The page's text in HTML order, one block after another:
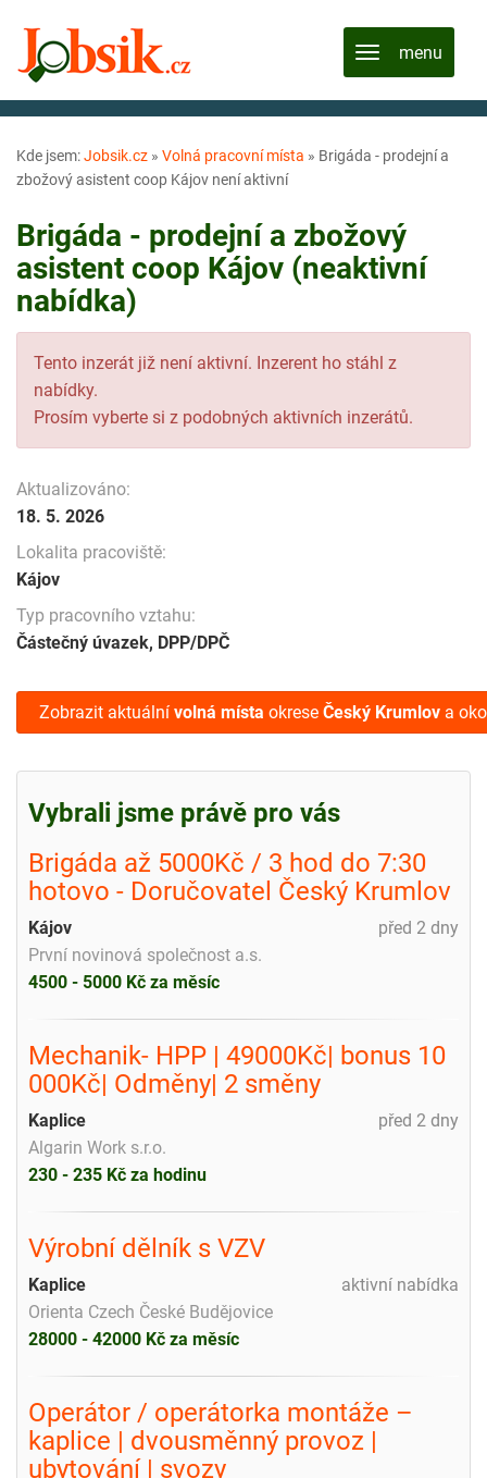
Kde jsem:Jobsik.cz » Volná pracovní místa » Brigáda - prodejní a
zbožový asistent coop Kájov není aktivní
Brigáda - prodejní a zbožový
asistent coop Kájov (neaktivní
nabídka)
Tento inzerát již není aktivní. Inzerent ho stáhl z
nabídky.
Prosím vyberte si z podobných aktivních inzerátů.
Aktualizováno:
18. 5. 2026
Lokalita pracoviště:
Kájov
Typ pracovního vztahu:
Částečný úvazek, DPP/DPČ
Zobrazit aktuální volná místa okrese Český Krumlov a
Vybrali jsme právě pro vás
Brigáda až 5000Kč / 3 hod do 7:30
hotovo - Doručovatel Český Krumlov
před 2 dny
Kájov
První novinová společnost a.s.
4500 - 5000 Kč za měsíc
Mechanik- HPP | 49000Kč| bonus 10
000Kč| Odměny| 2 směny
před 2 dny
Kaplice
Algarin Work s.r.o.
230 - 235 Kč za hodinu
Výrobní dělník s VZV
aktivní nabídka
Kaplice
Orienta Czech České Budějovice
28000 - 42000 Kč za měsíc
Operátor / operátorka montáže –
kaplice | dvousměnný provoz |
ubytování | svozy